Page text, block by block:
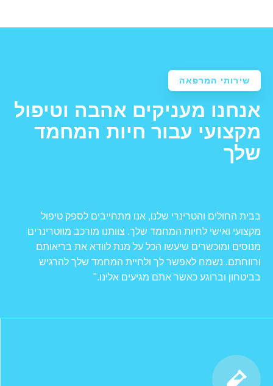
שירותי המרפאה
אנחנו מעניקים אהבה וטיפול
מקצועי עבור חיות המחמד
שלך
בבית החולים והטרינרי שלנו, אנו מתחייבים לספק טיפול
מקצועי ואישי לחיות המחמד שלך. צוותנו מורכב מווטרינרים
מנוסים ומוכשרים שיעשו הכל על מנת לוודא את בריאותם
ורווחתם. נשמח לאפשר לך ולחיית המחמד שלך להרגיש
בביטחון וברוגע כאשר אתם מגיעים אלינו."